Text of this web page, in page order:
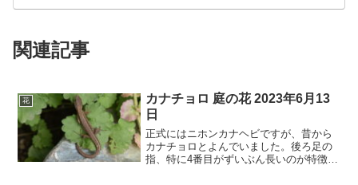
関連記事
花
カナチョロ 庭の花 2023年6月13
日
正式にはニホンカナヘビですが、昔から
カナチョロとよんでいました。後ろ足の
指、特に4番目がずいぶん長いのが特徴的